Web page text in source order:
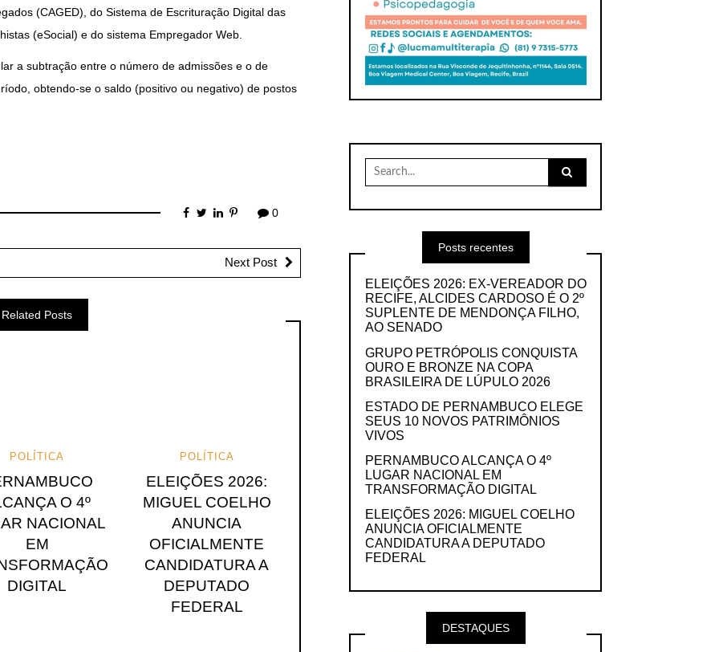
(CAGED), do Sistema de Escrituração Digital das
(eSocial) e do sistema Empregador Web.
a subtração entre o número de admissões e o de
obtendo-se o saldo (positivo ou negativo) de postos
0
Next Post
Related Posts
POLÍTICA
O 4º
NACIONAL
EM
DIGITAL
POLÍTICA
ELEIÇÕES 2026:
MIGUEL COELHO
ANUNCIA
OFICIALMENTE
CANDIDATURA A
DEPUTADO
FEDERAL
Search
for:
Posts recentes
ELEIÇÕES 2026: EX-VEREADOR DO
RECIFE, ALCIDES CARDOSO É O 2º
SUPLENTE DE MENDONÇA FILHO,
AO SENADO
GRUPO PETRÓPOLIS CONQUISTA
OURO E BRONZE NA COPA
BRASILEIRA DE LÚPULO 2026
ESTADO DE PERNAMBUCO ELEGE
SEUS 10 NOVOS PATRIMÔNIOS
VIVOS
PERNAMBUCO ALCANÇA O 4º
LUGAR NACIONAL EM
TRANSFORMAÇÃO DIGITAL
ELEIÇÕES 2026: MIGUEL COELHO
ANUNCIA OFICIALMENTE
CANDIDATURA A DEPUTADO
FEDERAL
DESTAQUES